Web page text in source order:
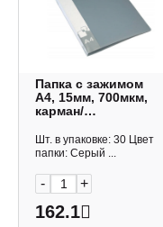
Папка с зажимом
А4, 15мм, 700мкм,
карман/
серый PZ07CGREY
Бюрократ
Шт. в упаковке: 30 Цвет
папки: Серый ...
- +
162.1